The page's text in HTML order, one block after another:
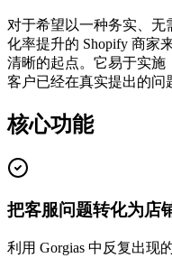
对于希望以一种务实、
化率提升的 Shopify 商家
清晰的起点。它易于实施
客户已经在真实提出的问
核心功能
把客服问题转化为店
利用 Gorgias 中反复出现